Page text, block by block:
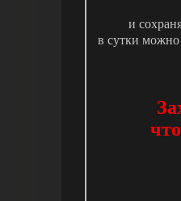
и
в сутки можно